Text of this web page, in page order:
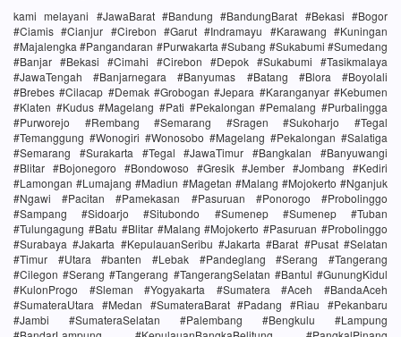
kami melayani #JawaBarat #Bandung #BandungBarat #Bekasi #Bogor
#Ciamis #Cianjur #Cirebon #Garut #Indramayu #Karawang #Kuningan
#Majalengka #Pangandaran #Purwakarta #Subang #Sukabumi #Sumedang
#Banjar #Bekasi #Cimahi #Cirebon #Depok #Sukabumi #Tasikmalaya
#JawaTengah #Banjarnegara #Banyumas #Batang #Blora #Boyolali
#Brebes #Cilacap #Demak #Grobogan #Jepara #Karanganyar #Kebumen
#Klaten #Kudus #Magelang #Pati #Pekalongan #Pemalang #Purbalingga
#Purworejo #Rembang #Semarang #Sragen #Sukoharjo #Tegal
#Temanggung #Wonogiri #Wonosobo #Magelang #Pekalongan #Salatiga
#Semarang #Surakarta #Tegal #JawaTimur #Bangkalan #Banyuwangi
#Blitar #Bojonegoro #Bondowoso #Gresik #Jember #Jombang #Kediri
#Lamongan #Lumajang #Madiun #Magetan #Malang #Mojokerto #Nganjuk
#Ngawi #Pacitan #Pamekasan #Pasuruan #Ponorogo #Probolinggo
#Sampang #Sidoarjo #Situbondo #Sumenep #Sumenep #Tuban
#Tulungagung #Batu #Blitar #Malang #Mojokerto #Pasuruan #Probolinggo
#Surabaya #Jakarta #KepulauanSeribu #Jakarta #Barat #Pusat #Selatan
#Timur #Utara #banten #Lebak #Pandeglang #Serang #Tangerang
#Cilegon #Serang #Tangerang #TangerangSelatan #Bantul #GunungKidul
#KulonProgo #Sleman #Yogyakarta #Sumatera #Aceh #BandaAceh
#SumateraUtara #Medan #SumateraBarat #Padang #Riau #Pekanbaru
#Jambi #SumateraSelatan #Palembang #Bengkulu #Lampung